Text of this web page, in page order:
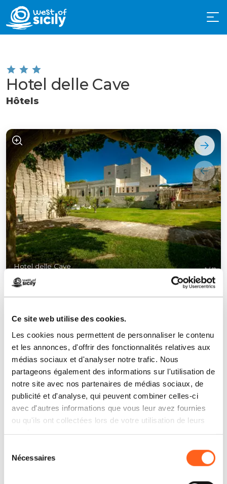
Ce site web utilise des cookies.
Les cookies nous permettent de personnaliser le contenu
et les annonces, d'offrir des fonctionnalités relatives aux
médias sociaux et d'analyser notre trafic. Nous
partageons également des informations sur l'utilisation de
notre site avec nos partenaires de médias sociaux, de
publicité et d'analyse, qui peuvent combiner celles-ci
avec d'autres informations que vous leur avez fournies
ou qu'ils ont collectées lors de votre utilisation de leurs
Nécessaires
Contacts:
Strada Vicinale della Madonna
Favignana
Téléphone 0923925423
E-mailinfo@hoteldellecave.it
Site web
Hotel delle Cave
Hôtels
Hotel delle Cave 1/11